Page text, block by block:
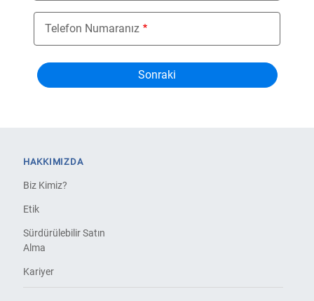
Telefon Numaranız
HAKKIMIZDA
Biz Kimiz?
Etik
Sürdürülebilir Satın
Alma
Kariyer